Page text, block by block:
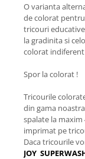
O varianta
de colorat
tricouri
la gradinita si
colorat
Spor la colorat !
Tricourile
din gama
spalate la
imprimat pe
Daca tricourile
JOY